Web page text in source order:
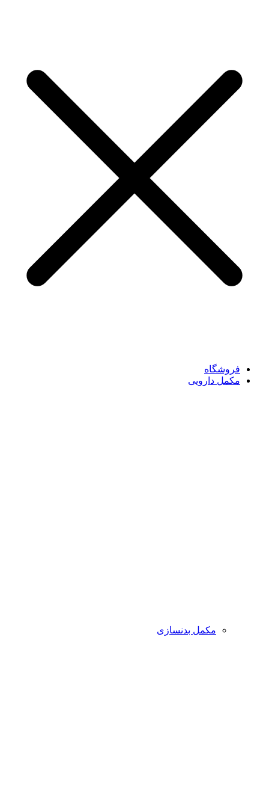
فروشگاه
مکمل دارویی
مکمل بدنسازی